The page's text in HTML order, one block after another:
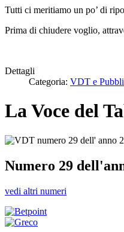
Tutti ci meritiamo un po’ di
Prima di chiudere voglio,
Dettagli
Categoria: VDT e
La Voce del
Numero 29
vedi altri numeri